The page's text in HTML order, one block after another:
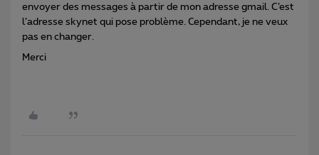
envoyer des messages à partir de mon adresse gmail. C’est
l’adresse skynet qui pose problème. Cependant, je ne veux
pas en changer.
Merci